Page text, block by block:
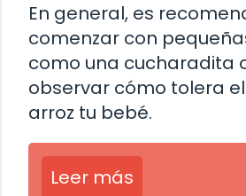
En general, es
comenzar con
como una cucharadita
observar cómo tolera
arroz tu bebé.
Leer más